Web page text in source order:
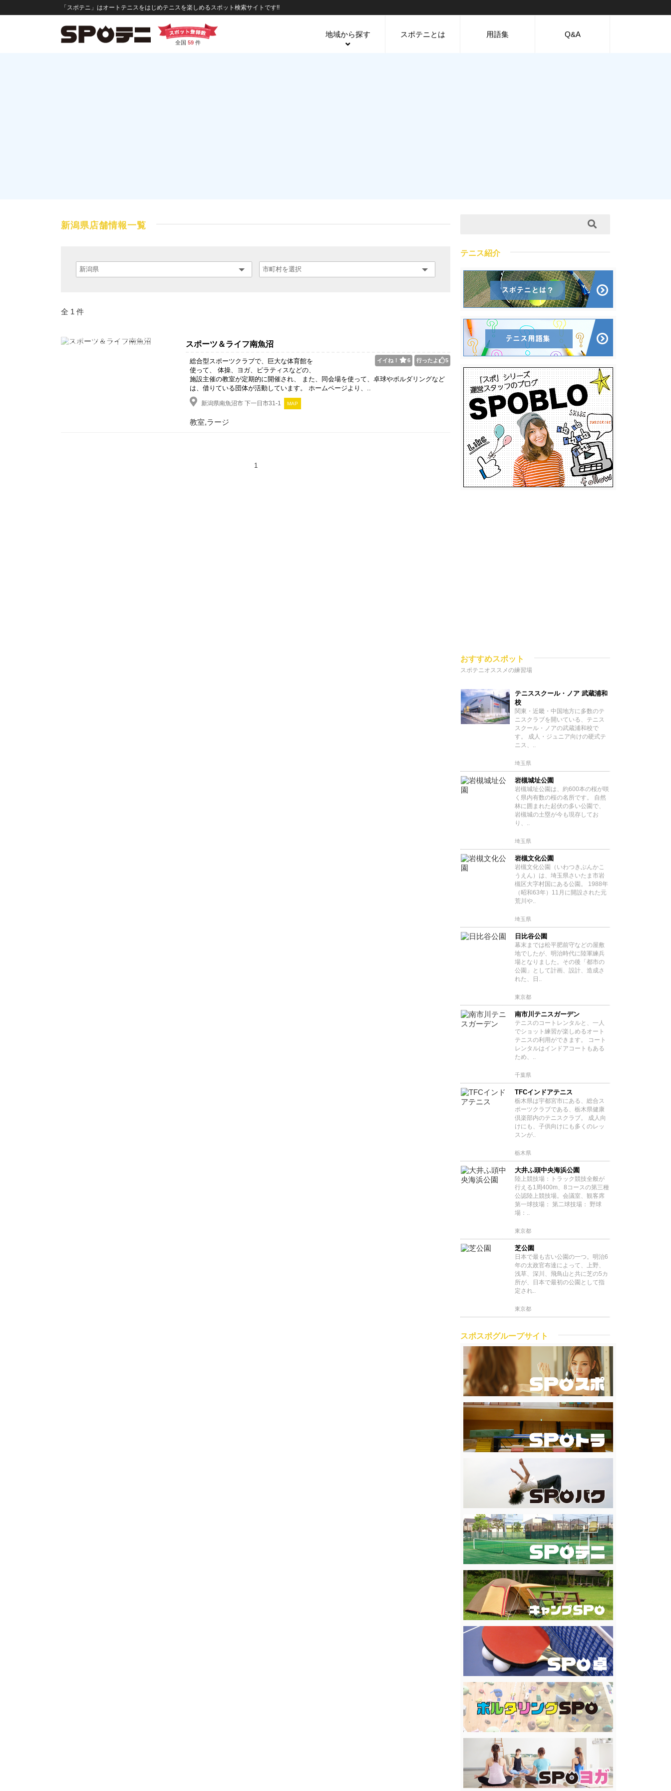
「スポテニ」はオートテニスをはじめテニスを楽しめるスポット検索サイトです!!
全国 59件
地域から探す スポテニとは 用語集 Q&A
新潟県店舗情報一覧
全 1 件
スポーツ＆ライフ南魚沼
イイね！ 6 行ったよ 5
総合型スポーツクラブで、巨大な体育館を
使って、 体操、ヨガ、ピラティスなどの、
施設主催の教室が定期的に開催され、 また、同会場を使って、卓球やボルダリングなど
は、借りている団体が活動しています。 ホームページより、..
新潟県南魚沼市 下一日市31‐1 MAP
教室,ラージ
1
テニス紹介
おすすめスポット
スポテニオススメの練習場
テニススクール・ノア 武蔵浦和
校
関東・近畿・中国地方に多数のテ
ニスクラブを開いている、テニス
スクール・ノアの武蔵浦和校で
す。 成人・ジュニア向けの硬式テ
ニス、..
埼玉県
岩槻城址公園
岩槻城址公園は、約600本の桜が咲
く県内有数の桜の名所です。 自然
林に囲まれた起伏の多い公園で、
岩槻城の土塁が今も現存してお
り、..
埼玉県
岩槻文化公園
岩槻文化公園（いわつきぶんかこ
うえん）は、埼玉県さいたま市岩
槻区大字村国にある公園。 1988年
（昭和63年）11月に開設された元
荒川や..
埼玉県
日比谷公園
幕末までは松平肥前守などの屋敷
地でしたが、明治時代に陸軍練兵
場となりました。その後「都市の
公園」として計画、設計、造成さ
れた、日..
東京都
南市川テニスガーデン
テニスのコートレンタルと、一人
でショット練習が楽しめるオート
テニスの利用ができます。 コート
レンタルはインドアコートもある
ため、..
千葉県
TFCインドアテニス
栃木県は宇都宮市にある、総合ス
ポーツクラブである、栃木県健康
倶楽部内のテニスクラブ。 成人向
けにも、子供向けにも多くのレッ
スンが..
栃木県
大井ふ頭中央海浜公園
陸上競技場：トラック競技全般が
行える1周400m、8コースの第三種
公認陸上競技場。会議室、観客席
第一球技場： 第二球技場： 野球
場：..
東京都
芝公園
日本で最も古い公園の一つ。明治6
年の太政官布達によって、上野、
浅草、深川、飛鳥山と共に芝の5カ
所が、日本で最初の公園として指
定され..
東京都
スポスポグループサイト